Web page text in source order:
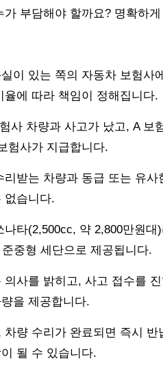
부담해야 할까요? 명확하
이 있는 쪽의 자동차 보험사
에 따라 책임이 정해집니다.
사 차량과 사고가 났고, A 보
험사가 지급합니다.
받는 차량과 동급 또는 유
없습니다.
타(2,500cc, 약 2,800만원대
중형 세단으로 제공됩니다.
사를 밝히고, 사고 접수를
을 제공합니다.
량 수리가 완료되면 즉시
될 수 있습니다.